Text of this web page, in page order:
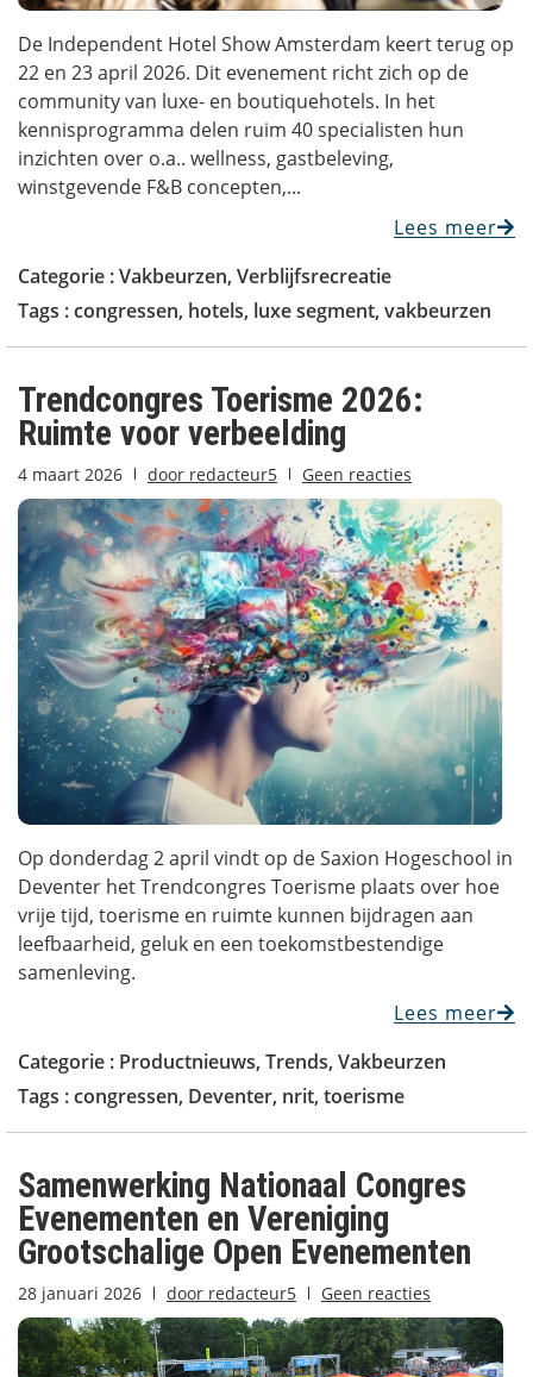
De Independent Hotel Show Amsterdam keert terug op
22 en 23 april 2026. Dit evenement richt zich op de
community van luxe- en boutiquehotels. In het
kennisprogramma delen ruim 40 specialisten hun
inzichten over o.a.. wellness, gastbeleving,
winstgevende F&B concepten,...
Lees meer
Categorie :Vakbeurzen, Verblijfsrecreatie
Tags :congressen, hotels, luxe segment, vakbeurzen
Trendcongres Toerisme 2026:
Ruimte voor verbeelding
4 maart 2026 door redacteur5 Geen reacties
Op donderdag 2 april vindt op de Saxion Hogeschool in
Deventer het Trendcongres Toerisme plaats over hoe
vrije tijd, toerisme en ruimte kunnen bijdragen aan
leefbaarheid, geluk en een toekomstbestendige
samenleving.
Lees meer
Categorie : Productnieuws, Trends, Vakbeurzen
Tags :congressen, Deventer, nrit, toerisme
Samenwerking Nationaal Congres
Evenementen en Vereniging
Grootschalige Open Evenementen
28 januari 2026 door redacteur5 Geen reacties